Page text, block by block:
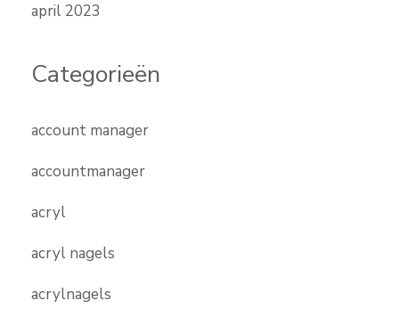
april 2023
Categorieën
account manager
accountmanager
acryl
acryl nagels
acrylnagels